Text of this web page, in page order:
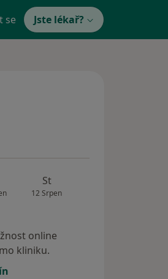
se Jste lékař?
St
12 Srpen
online
kliniku.